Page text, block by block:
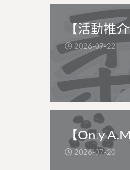
【活動推
2026-07-22
【Only
2026-07-20